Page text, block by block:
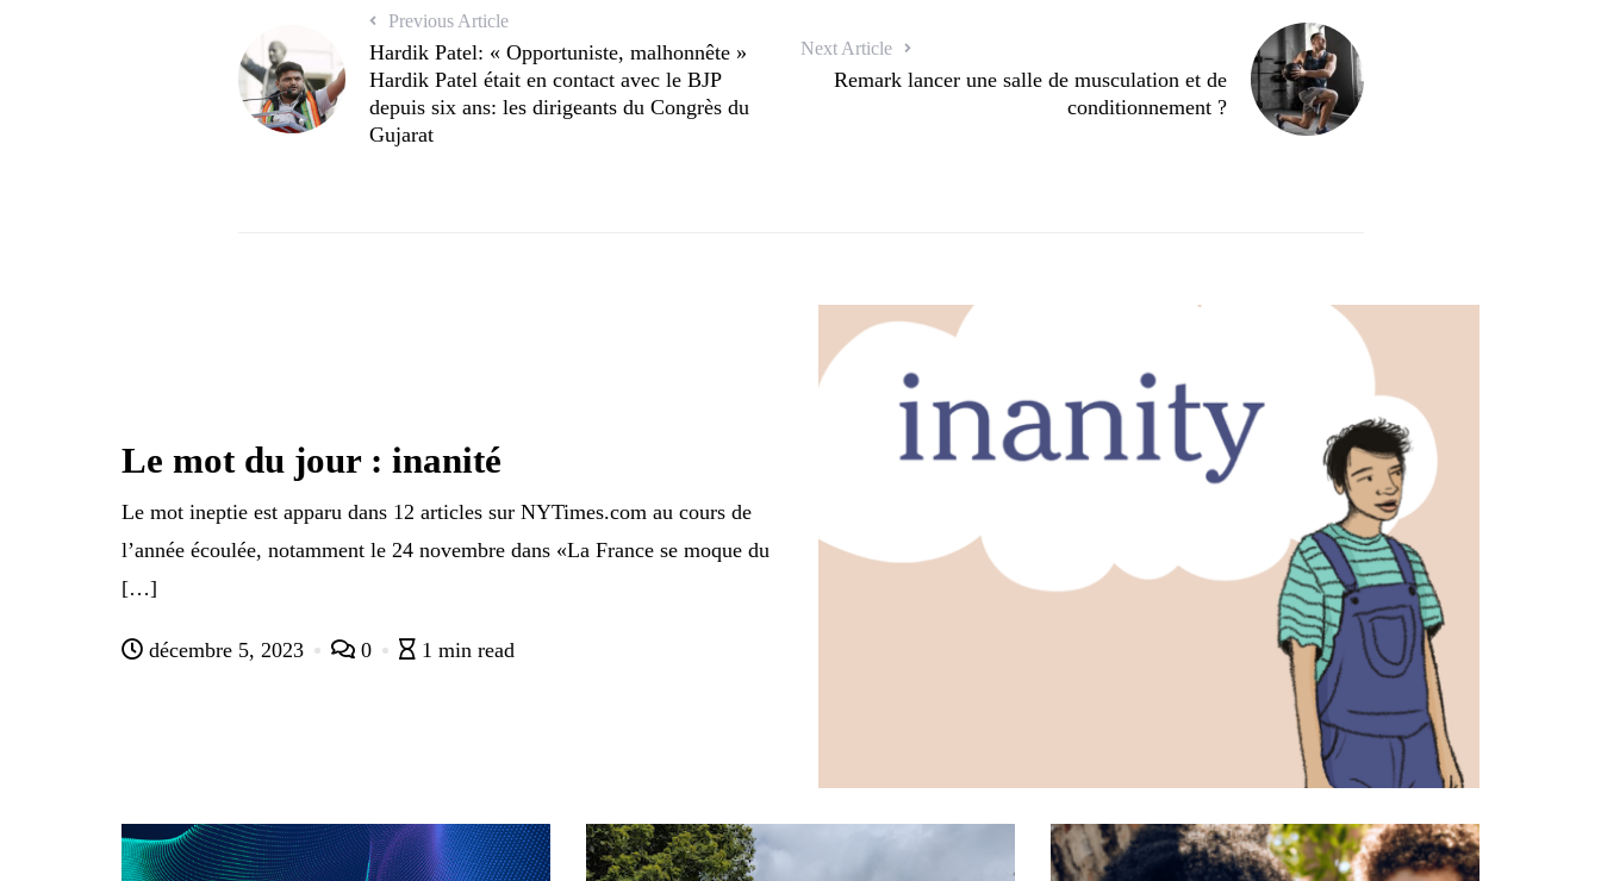
Previous Article
Hardik Patel: « Opportuniste, malhonnête »
Hardik Patel était en contact avec le BJP
depuis six ans: les dirigeants du Congrès du
Gujarat
Next Article
Remark lancer une salle de musculation et de
conditionnement ?
Le mot du jour : inanité
Le mot ineptie est apparu dans 12 articles sur NYTimes.com au cours de
l’année écoulée, notamment le 24 novembre dans «La France se moque du
[…]
décembre 5, 2023 0 1 min read